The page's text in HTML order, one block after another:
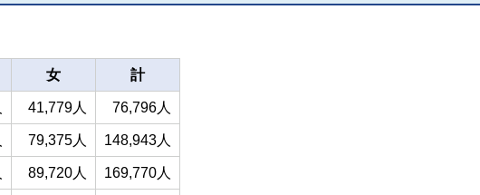
女 計
41,779人 76,796人
79,375人 148,943人
89,720人 169,770人